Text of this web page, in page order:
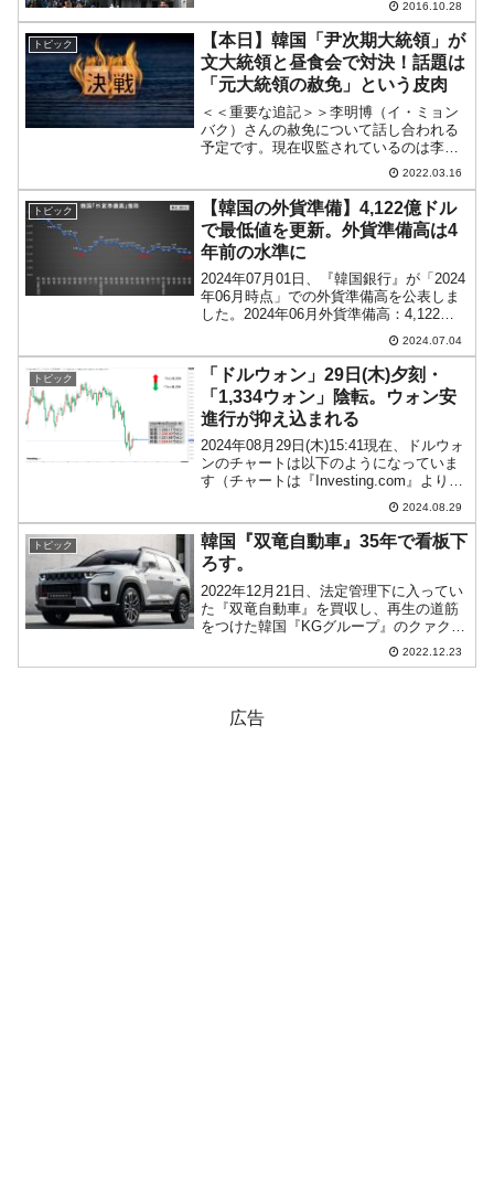
国株」についてです。■外国株の方がもう
かる!?投資というのは...
2016.10.28
トピック
【本日】韓国「尹次期大統領」が
文大統領と昼食会で対決！話題は
「元大統領の赦免」という皮肉
＜＜重要な追記＞＞李明博（イ・ミョン
バク）さんの赦免について話し合われる
予定です。現在収監されているのは李在
明（イ・ジェミョン）さんではありませ
ん。李明博（イ・ミョンバク）元大統領
です。誤りを修正いたしました。誠に申
し訳ありません。＜＜追記...
2022.03.16
トピック
【韓国の外貨準備】4,122億ドル
で最低値を更新。外貨準備高は4
年前の水準に
2024年07月01日、『韓国銀行』が「2024
年06月時点」での外貨準備高を公表しま
した。2024年06月外貨準備高：4,122億
ドル（約66兆7,063億円）※(前月比：-6
億ドル）＜＜内訳＞＞⇒Securities：
3,640億ドル（...
2024.07.04
トピック
「ドルウォン」29日(木)夕刻・
「1,334ウォン」陰転。ウォン安
進行が抑え込まれる
2024年08月29日(木)15:41現在、ドルウォ
ンのチャートは以下のようになっていま
す（チャートは『Investing.com』より引
用）。残念ながら陰転しました。現在の
ところ「1ドル＝1,334ウォン」近辺の攻
防となっています。ローソ...
2024.08.29
トピック
韓国『双竜自動車』35年で看板下
ろす。
2022年12月21日、法定管理下に入ってい
た『双竜自動車』を買収し、再生の道筋
をつけた韓国『KGグループ』のクァク・
ジェソン会長（『双竜自動車』会長も兼
任）は、『双竜自動車』の社名を変更す
2022.12.23
広告